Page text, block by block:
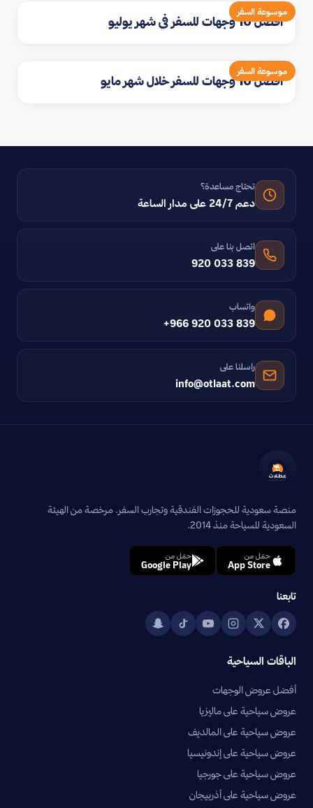
موسوعة السفر
افضل 10 وجهات للسفر في شهر يوليو
موسوعة السفر
افضل 10 وجهات للسفر خلال شهر مايو
تحتاج مساعدة؟
دعم 24/7 على مدار الساعة
اتصل بنا على
920 033 839
واتساب
+966 920 033 839
راسلنا على
info@otlaat.com
منصة سعودية للحجوزات الفندقية وتجارب السفر. مرخصة من الهيئة
السعودية للسياحة منذ 2014.
حمّل من
App Store
حمّل من
Google Play
تابعنا
الباقات السياحية
أفضل عروض الوجهات
عروض سياحية على ماليزيا
عروض سياحية على المالديف
عروض سياحية على إندونيسيا
عروض سياحية على جورجيا
عروض سياحية على أذربيجان